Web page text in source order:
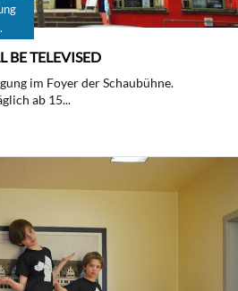
BE TELEVISED
im Foyer der Schaubühne.
ab 15...